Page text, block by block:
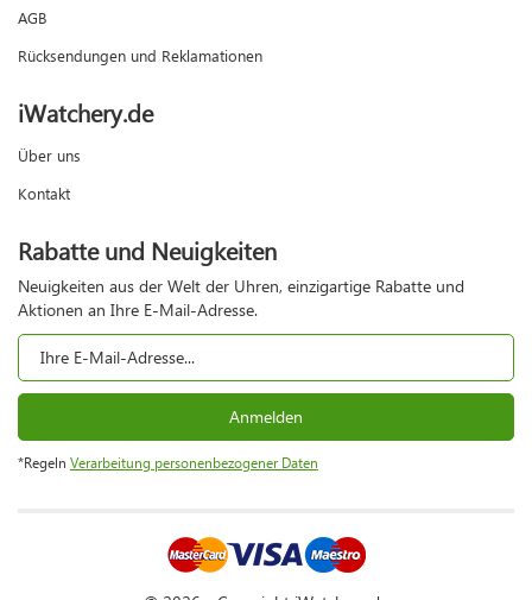
AGB
Rücksendungen und Reklamationen
iWatchery.de
Über uns
Kontakt
Rabatte und Neuigkeiten
Neuigkeiten aus der Welt der Uhren, einzigartige Rabatte und
Aktionen an Ihre E-Mail-Adresse.
Anmelden
*Regeln Verarbeitung personenbezogener Daten